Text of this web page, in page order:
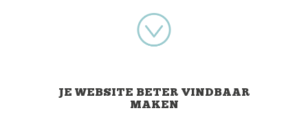
JE WEBSITE BETER VINDBAAR
MAKEN